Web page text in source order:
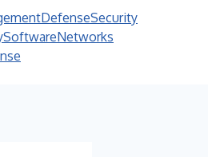
DefenseSecurity
SoftwareNetworks